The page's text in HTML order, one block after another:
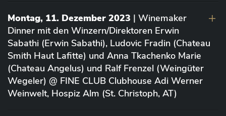
Montag, 11. Dezember 2023 | Winemaker
Dinner mit den Winzern/Direktoren Erwin
Sabathi (Erwin Sabathi), Ludovic Fradin (Chateau
Smith Haut Lafitte) und Anna Tkachenko Marie
(Chateau Angelus) und Ralf Frenzel (Weingüter
Wegeler) @ FINE CLUB Clubhouse Adi Werner
Weinwelt, Hospiz Alm (St. Christoph, AT)